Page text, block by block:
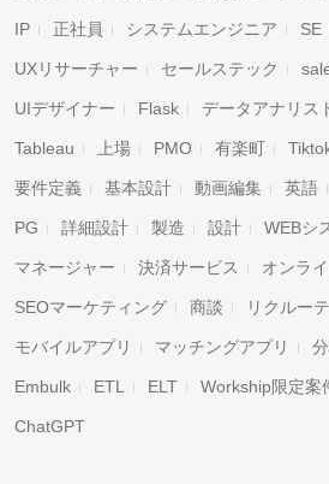
IP 正社員 システムエンジニア SE
UXリサーチャー セールステック
UIデザイナー Flask データアナリス
Tableau 上場 PMO 有楽町
要件定義 基本設計 動画編集 英語
PG 詳細設計 製造 設計 WEBシ
マネージャー 決済サービス オンラ
SEOマーケティング 商談 リクルー
モバイルアプリ マッチングアプリ
Embulk ETL ELT Workship限定案
ChatGPT